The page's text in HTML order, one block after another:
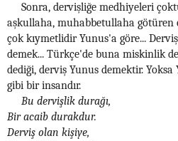
Sonra, dervişliğe medhiyeleri
aşkullaha, muhabbetullaha
çok kıymetlidir Yunus'a göre...
demek... Türkçe'de buna miskinlik
dediği, derviş Yunus demektir.
gibi bir insandır.
Bu dervişlik durağı,
Bir acaib durakdur.
Derviş olan kişiye,